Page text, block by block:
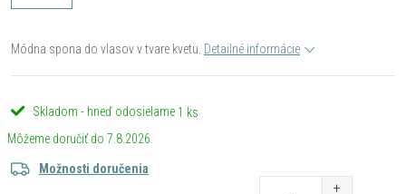
Módna spona do vlasov v tvare kvetu. Detailné informácie
Skladom - hneď odosielame 1 ks
7.8.2026
Možnosti doručenia